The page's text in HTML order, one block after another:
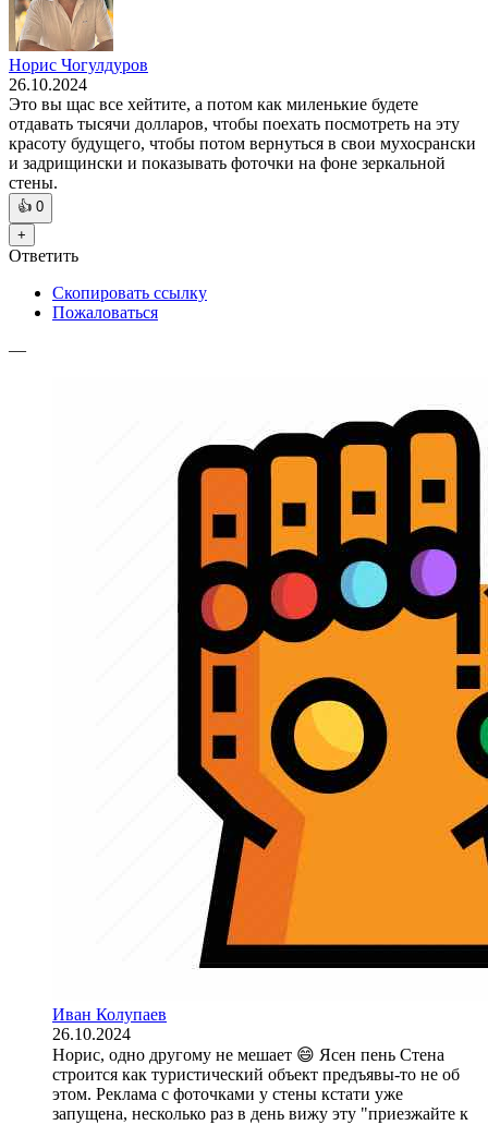
Норис Чогулдуров
26.10.2024
Это вы щас все хейтите, а потом как миленькие будете
отдавать тысячи долларов, чтобы поехать посмотреть на эту
красоту будущего, чтобы потом вернуться в свои мухосрански
и задрищински и показывать фоточки на фоне зеркальной
стены.
👍 0
+
Ответить
Скопировать ссылку
Пожаловаться
—
Иван Колупаев
26.10.2024
Норис, одно другому не мешает 😄 Ясен пень Стена
строится как туристический объект предъявы-то не об
этом. Реклама с фоточками у стены кстати уже
запущена, несколько раз в день вижу эту "приезжайте к